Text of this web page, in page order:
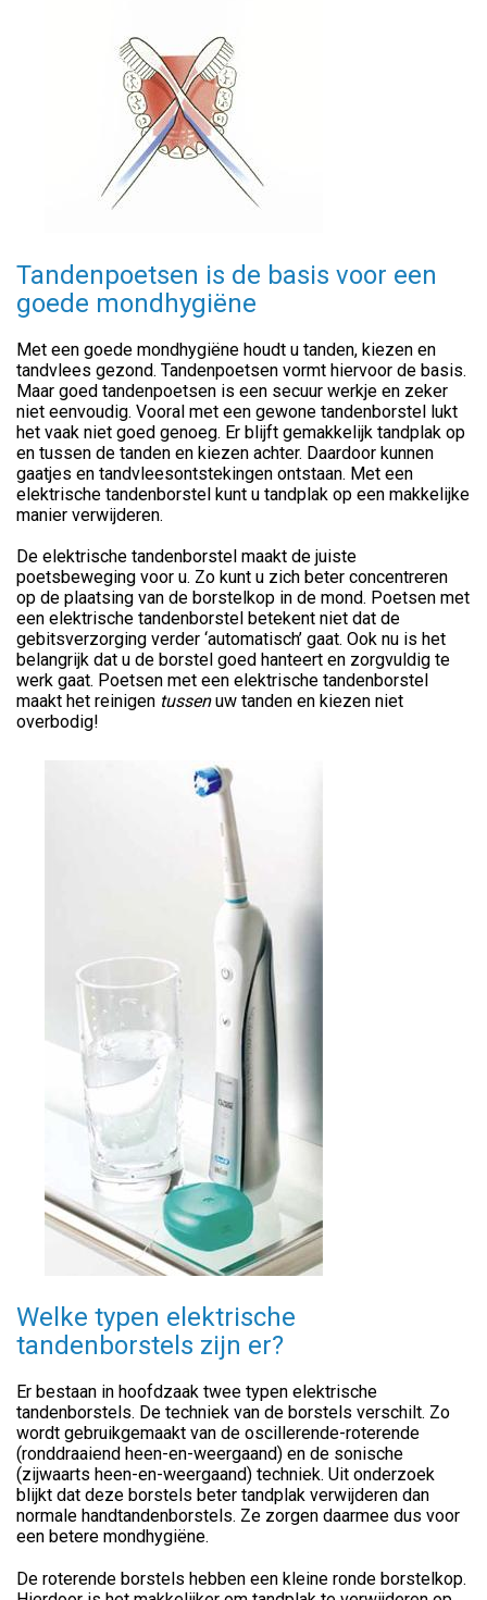
Tandenpoetsen is de basis voor een
goede mondhygiëne
Met een goede mondhygiëne houdt u tanden, kiezen en
tandvlees gezond. Tandenpoetsen vormt hiervoor de basis.
Maar goed tandenpoetsen is een secuur werkje en zeker
niet eenvoudig. Vooral met een gewone tandenborstel lukt
het vaak niet goed genoeg. Er blijft gemakkelijk tandplak op
en tussen de tanden en kiezen achter. Daardoor kunnen
gaatjes en tandvleesontstekingen ontstaan. Met een
elektrische tandenborstel kunt u tandplak op een makkelijke
manier verwijderen.
De elektrische tandenborstel maakt de juiste
poetsbeweging voor u. Zo kunt u zich beter concentreren
op de plaatsing van de borstelkop in de mond. Poetsen met
een elektrische tandenborstel betekent niet dat de
gebitsverzorging verder ‘automatisch’ gaat. Ook nu is het
belangrijk dat u de borstel goed hanteert en zorgvuldig te
werk gaat. Poetsen met een elektrische tandenborstel
maakt het reinigen tussenuw tanden en kiezen niet
overbodig!
Welke typen elektrische
tandenborstels zijn er?
Er bestaan in hoofdzaak twee typen elektrische
tandenborstels. De techniek van de borstels verschilt. Zo
wordt gebruikgemaakt van de oscillerende-roterende
(ronddraaiend heen-en-weergaand) en de sonische
(zijwaarts heen-en-weergaand) techniek. Uit onderzoek
blijkt dat deze borstels beter tandplak verwijderen dan
normale handtandenborstels. Ze zorgen daarmee dus voor
een betere mondhygiëne.
De roterende borstels hebben een kleine ronde borstelkop.